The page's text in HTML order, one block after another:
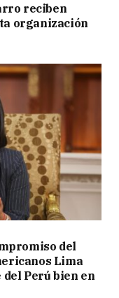
reciben
organización
del
Lima
del Perú bien en